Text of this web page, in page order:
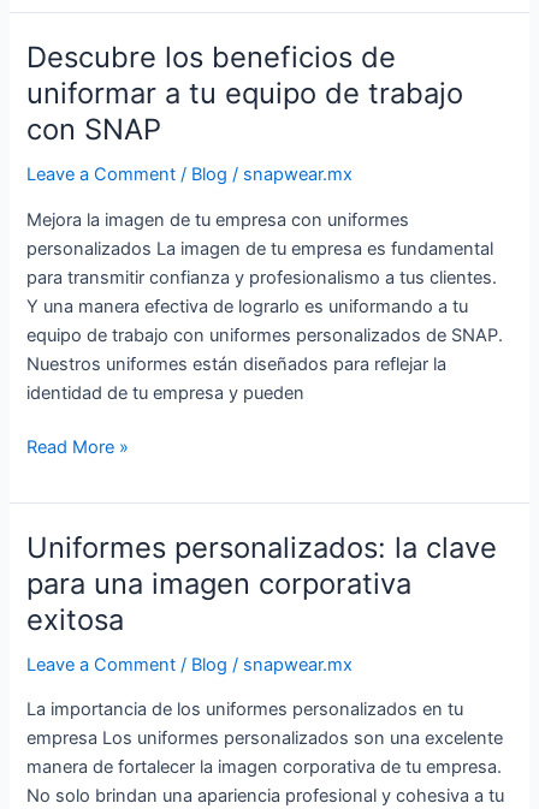
Descubre los beneficios de
uniformar a tu equipo de trabajo
con SNAP
Leave a Comment / Blog / snapwear.mx
Mejora la imagen de tu empresa con uniformes
personalizados La imagen de tu empresa es fundamental
para transmitir confianza y profesionalismo a tus clientes.
Y una manera efectiva de lograrlo es uniformando a tu
equipo de trabajo con uniformes personalizados de SNAP.
Nuestros uniformes están diseñados para reflejar la
identidad de tu empresa y pueden
Descubre
beneficios
de
uniformar
tu
equipo
de
trabajo
con
SNAP
Read More »
Uniformes personalizados: la clave
para una imagen corporativa
exitosa
Leave a Comment / Blog / snapwear.mx
La importancia de los uniformes personalizados en tu
empresa Los uniformes personalizados son una excelente
manera de fortalecer la imagen corporativa de tu empresa.
No solo brindan una apariencia profesional y cohesiva a tu
Uniformes
personalizados:
la
clave
para
imagen
corporativa
exitosa